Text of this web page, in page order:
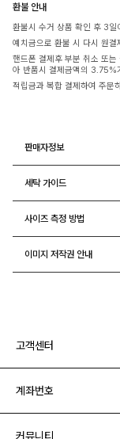
환불 안내
환불시 수거 상품 확인 후 3일
예치금으로 환불 시 다시 원
핸드폰 결제후 부분 취소 또
아 반품시 결제금액의 3.75%
적립금과 복합 결제하여 주문
판매자정보
세탁 가이드
사이즈 측정 방법
이미지 저작권 안내
고객센터
계좌번호
커뮤니티